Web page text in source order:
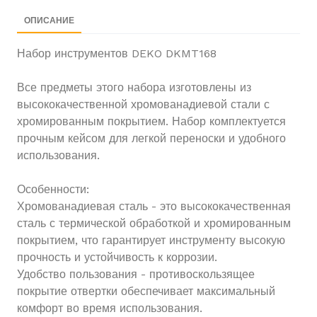
ОПИСАНИЕ
Набор инструментов DEKO DKMT168
Все предметы этого набора изготовлены из
высококачественной хромованадиевой стали с
хромированным покрытием. Набор комплектуется
прочным кейсом для легкой переноски и удобного
использования.
Особенности:
Хромованадиевая сталь - это высококачественная
сталь с термической обработкой и хромированным
покрытием, что гарантирует инструменту высокую
прочность и устойчивость к коррозии.
Удобство пользования - противоскользящее
покрытие отвертки обеспечивает максимальный
комфорт во время использования.